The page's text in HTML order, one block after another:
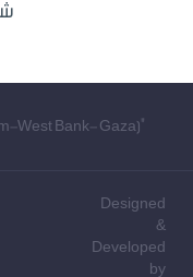
West Bank- Gaza)"
Designed
&
Developed
by